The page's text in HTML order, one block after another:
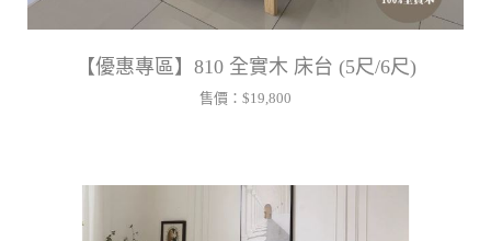
【優惠專區】810 全實木 床台 (5尺/6尺)
售價： $19,800